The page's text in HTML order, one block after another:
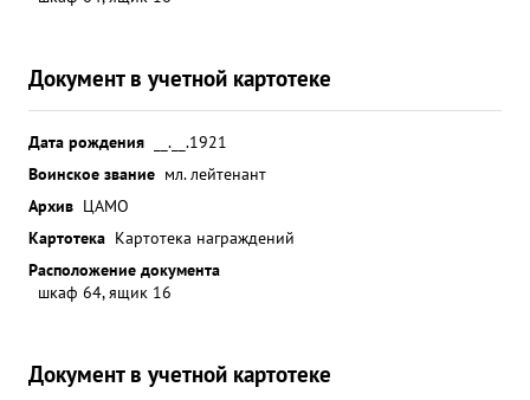
разведки оборонительных рубежей тов.
производил вылеты ведки наша авиация и
В.ОПРОКИДНЕВЫМ данные о противнике всегда
отличались правдивостью и точностью. За период
ведения разведки сфотографировал площадь
оборонительных рубежей ичными результатами
наших войск на ...»
Документ в учетной картотеке
Дата рождения
__.__.1921
Воинское звание мл. лейтенант
Архив ЦАМО
Картотека Картотека награждений
Расположение документа
шкаф 64, ящик 16
Документ в учетной картотеке